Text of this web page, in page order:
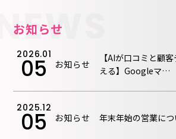
お知らせ
2026.01
05 お知らせ
【AIが口コミと顧
える】Googleマ…
2025.12
05 お知らせ 年末年始の営業に